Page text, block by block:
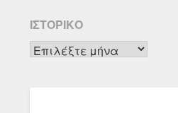
ΙΣΤΟΡΙΚΌ
Ιστορικό